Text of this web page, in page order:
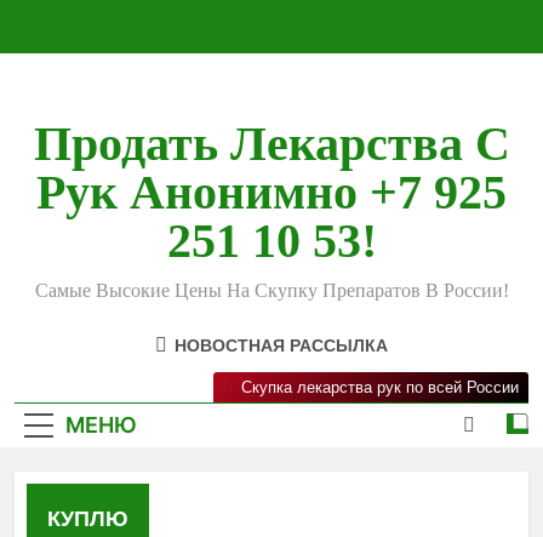
Продать Лекарства С
Рук Анонимно +7 925
251 10 53!
Самые Высокие Цены На Скупку Препаратов В России!
НОВОСТНАЯ РАССЫЛКА
МЕНЮ
Скупка лекарства рук по всей России
КУПЛЮ